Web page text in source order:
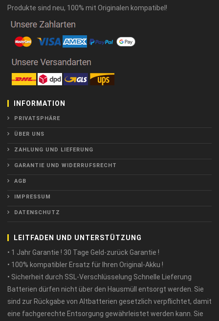
Produkte sind neu, 100% mit Originalen kompatibel!
INFORMATION
PRIVATSPHÄRE
ÜBER UNS
ZAHLUNG UND LIEFERUNG
GARANTIE UND WIDERRUFSRECHT
AGB
IMPRESSUM
DATENSCHUTZ
LEITFADEN UND UNTERSTÜTZUNG
• 1 Jahr Garantie ! 30 Tage Geld-zurück Garantie !
• 100% kompatibler Ersatz für Ihren Original-Akku !
• Sicherheit durch SSL-Verschlüsselung Schnelle Lieferung
Batterien dürfen nicht über den Hausmüll entsorgt werden. Sie
sind zur Rückgabe von Altbatterien gesetzlich verpflichtet, damit
eine fachgerechte Entsorgung gewährleistet werden kann. Sie